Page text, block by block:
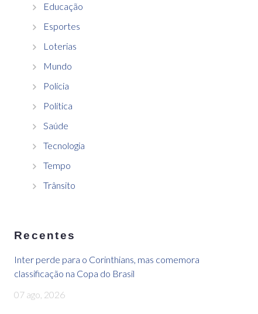
Educação
Esportes
Loterias
Mundo
Polícia
Política
Saúde
Tecnologia
Tempo
Trânsito
Recentes
Inter perde para o Corinthians, mas comemora
classificação na Copa do Brasil
07 ago, 2026